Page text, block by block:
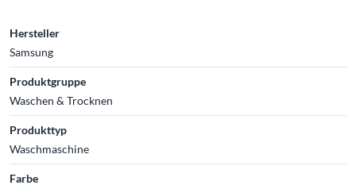
Hersteller
Samsung
Produktgruppe
Waschen & Trocknen
Produkttyp
Waschmaschine
Farbe